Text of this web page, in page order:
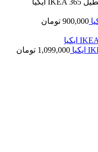
900,000 تومان
1,099,000 تومان